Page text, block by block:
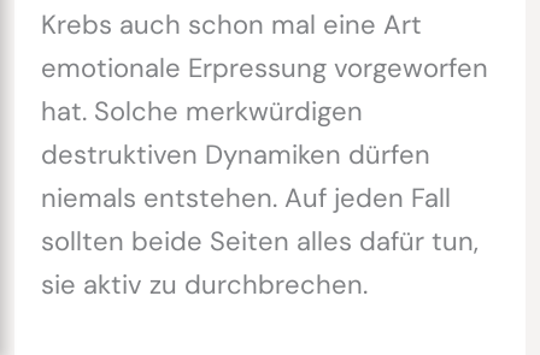
Krebs auch schon mal eine Art
emotionale Erpressung vorgeworfen
hat. Solche merkwürdigen
destruktiven Dynamiken dürfen
niemals entstehen. Auf jeden Fall
sollten beide Seiten alles dafür tun,
sie aktiv zu durchbrechen.